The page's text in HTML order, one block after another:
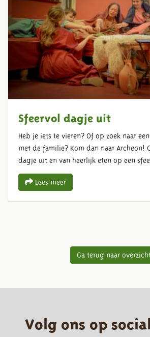
Sfeervol dagje uit
Heb je iets te vieren? Of op zoek naar
met de familie? Kom dan naar Archeon!
dagje uit en van heerlijk eten op een
Lees meer
Ga terug naar
Volg ons op